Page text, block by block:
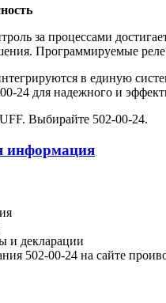
за процессами
Программируемые реле
в единую
24 для надежного и
Выбирайте 502-00-24.
информация
и декларации
502-00-24 на сайте